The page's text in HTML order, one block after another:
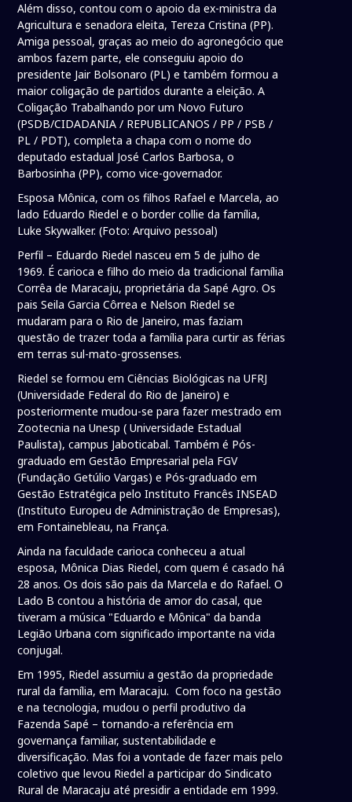
Além disso, contou com o apoio da ex-ministra da
Agricultura e senadora eleita, Tereza Cristina (PP).
Amiga pessoal, graças ao meio do agronegócio que
ambos fazem parte, ele conseguiu apoio do
presidente Jair Bolsonaro (PL) e também formou a
maior coligação de partidos durante a eleição. A
Coligação Trabalhando por um Novo Futuro
(PSDB/CIDADANIA / REPUBLICANOS / PP / PSB /
PL / PDT), completa a chapa com o nome do
deputado estadual José Carlos Barbosa, o
Barbosinha (PP), como vice-governador.
Esposa Mônica, com os filhos Rafael e Marcela, ao
lado Eduardo Riedel e o border collie da família,
Luke Skywalker. (Foto: Arquivo pessoal)
Perfil – Eduardo Riedel nasceu em 5 de julho de
1969. É carioca e filho do meio da tradicional família
Corrêa de Maracaju, proprietária da Sapé Agro. Os
pais Seila Garcia Côrrea e Nelson Riedel se
mudaram para o Rio de Janeiro, mas faziam
questão de trazer toda a família para curtir as férias
em terras sul-mato-grossenses.
Riedel se formou em Ciências Biológicas na UFRJ
(Universidade Federal do Rio de Janeiro) e
posteriormente mudou-se para fazer mestrado em
Zootecnia na Unesp ( Universidade Estadual
Paulista), campus Jaboticabal. Também é Pós-
graduado em Gestão Empresarial pela FGV
(Fundação Getúlio Vargas) e Pós-graduado em
Gestão Estratégica pelo Instituto Francês INSEAD
(Instituto Europeu de Administração de Empresas),
em Fontainebleau, na França.
Ainda na faculdade carioca conheceu a atual
esposa, Mônica Dias Riedel, com quem é casado há
28 anos. Os dois são pais da Marcela e do Rafael. O
Lado B contou a história de amor do casal, que
tiveram a música "Eduardo e Mônica" da banda
Legião Urbana com significado importante na vida
conjugal.
Em 1995, Riedel assumiu a gestão da propriedade
rural da família, em Maracaju. Com foco na gestão
e na tecnologia, mudou o perfil produtivo da
Fazenda Sapé – tornando-a referência em
governança familiar, sustentabilidade e
diversificação. Mas foi a vontade de fazer mais pelo
coletivo que levou Riedel a participar do Sindicato
Rural de Maracaju até presidir a entidade em 1999.